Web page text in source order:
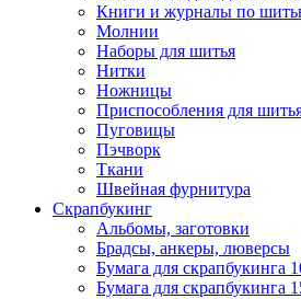
Книги и журналы по
Молнии
Наборы для шитья
Нитки
Ножницы
Приспособления для
Пуговицы
Пэчворк
Ткани
Швейная фурнитура
Скрапбукинг
Альбомы, заготовки
Брадсы, анкеры, люверсы
Бумага для скрапбукинга
Бумага для скрапбукинга